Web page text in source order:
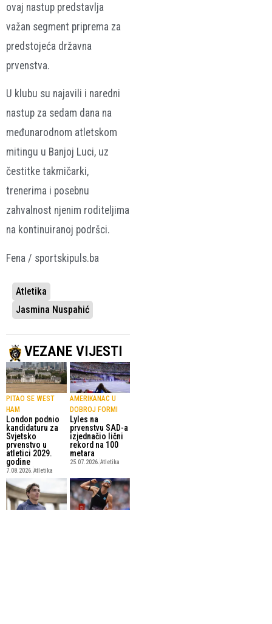
ovaj nastup predstavlja
važan segment priprema za
predstojeća državna
prvenstva.
U klubu su najavili i naredni
nastup za sedam dana na
međunarodnom atletskom
mitingu u Banjoj Luci, uz
čestitke takmičarki,
trenerima i posebnu
zahvalnost njenim roditeljima
na kontinuiranoj podršci.
Fena / sportskipuls.ba
Atletika
Jasmina Nuspahić
VEZANE VIJESTI
PITAO SE WEST
HAM
London podnio
kandidaturu za
Svjetsko
prvenstvo u
atletici 2029.
godine
7.08.2026.Atletika
AMERIKANAC U
DOBROJ FORMI
Lyles na
prvenstvu SAD-a
izjednačio lični
rekord na 100
metara
25.07.2026.Atletika